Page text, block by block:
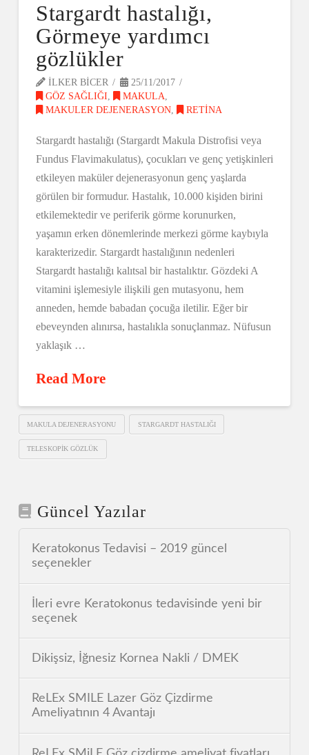
Stargardt hastalığı,
Görmeye yardımcı
gözlükler
ILKER BICER
25/11/2017
GÖZ SAĞLIĞI, MAKULA,
MAKULER DEJENERASYON, RETINA
Stargardt hastalığı (Stargardt Makula Distrofisi veya
Fundus Flavimakulatus), çocukları ve genç yetişkinleri
etkileyen maküler dejenerasyonun genç yaşlarda
görülen bir formudur. Hastalık, 10.000 kişiden birini
etkilemektedir ve periferik görme korunurken,
yaşamın erken dönemlerinde merkezi görme kaybıyla
karakterizedir. Stargardt hastalığının nedenleri
Stargardt hastalığı kalıtsal bir hastalıktır. Gözdeki A
vitamini işlemesiyle ilişkili gen mutasyonu, hem
anneden, hemde babadan çocuğa iletilir. Eğer bir
ebeveynden alınırsa, hastalıkla sonuçlanmaz. Nüfusun
yaklaşık …
Read More
MAKULA DEJENERASYONU STARGARDT HASTALIĞI
TELESKOPIK GÖZLÜK
Güncel Yazılar
Keratokonus Tedavisi – 2019 güncel
seçenekler
İleri evre Keratokonus tedavisinde yeni bir
seçenek
Dikişsiz, İğnesiz Kornea Nakli / DMEK
ReLEx SMILE Lazer Göz Çizdirme
Ameliyatının 4 Avantajı